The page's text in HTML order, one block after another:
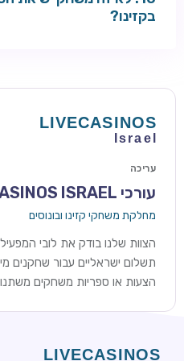
חינם על ההפקדות
בקזינו?
פרסים עליונים עסיסיים יותר
קלושים יותר להנחית אותם
עריכה
עורכי LIVE CASINOS ISRAEL
מחלקת משחקי קזינו ובונוסים
הצוות שלנו בודק את לובי
תשלום ישראליים עבור שחקנים
הצעות או ספריות משחקים